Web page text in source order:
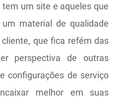
um site e aqueles que
material de qualidade
que fica refém das
perspectiva de outras
configurações de serviço
melhor em suas